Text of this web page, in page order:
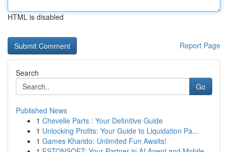
HTML is disabled
Report Page
Search
Go
Published News
1 Chevelle Parts : Your Definitive Guide
1 Unlocking Profits: Your Guide to Liquidation Pa...
1 Games Kharido: Unlimited Fun Awaits!